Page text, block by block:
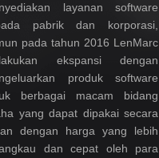
layanan software
pabrik dan korporasi,
pada tahun 2016 LenMarc
ekspansi dengan
produk software
berbagai macam bidang
yang dapat dipakai secara
dengan harga yang lebih
dan cepat oleh para